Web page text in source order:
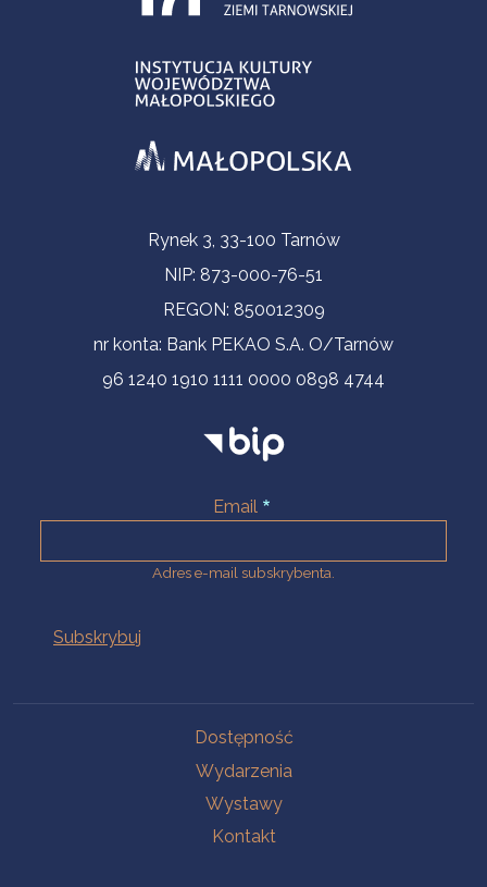
Informacje kontaktoweRynek 3, 33-100 Tarnów
NIP: 873-000-76-51
REGON: 850012309
nr konta: Bank PEKAO S.A. O/Tarnów
96 1240 1910 1111 0000 0898 4744
Email
Adres e-mail subskrybenta.
Dostępność
Wydarzenia
Wystawy
Kontakt